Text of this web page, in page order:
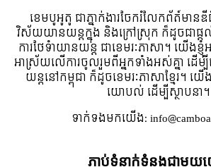
ខេមបូអូតូ ជាភ្នាក់ងារចែករំលែកព័ត៍មា
វិស័យយានយន្តក្នុង និងក្រៅស្រុក ក៏ដូចជាផ្ត
ការថែទំាយានយន្ត ជាខេមរៈភាសា។ យើងខ្
អាស្រ័យលើការចូលរួមពីអ្នកទាំងអស់គ្នា ដ
យន្តនៅកម្ពុជា ក៏ដូចខេមរៈភាសាខ្មែរ។ យ
យោបល់ ដើម្បីស្ថាបនា។
ទាក់ទង​មក​យើង:
ភ្ជាប់ទំនាក់ទំនងជាមួយ